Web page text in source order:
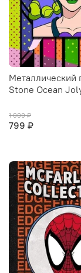
Металлический
Stone Ocean
1 000 ₽
799 ₽